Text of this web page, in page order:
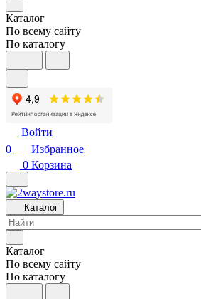
Каталог
По всему сайту
По каталогу
Войти
0
Избранное
0 Корзина
Каталог
Каталог
По всему сайту
По каталогу